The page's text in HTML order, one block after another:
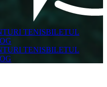
TENISBILETUL
TENISBILETUL